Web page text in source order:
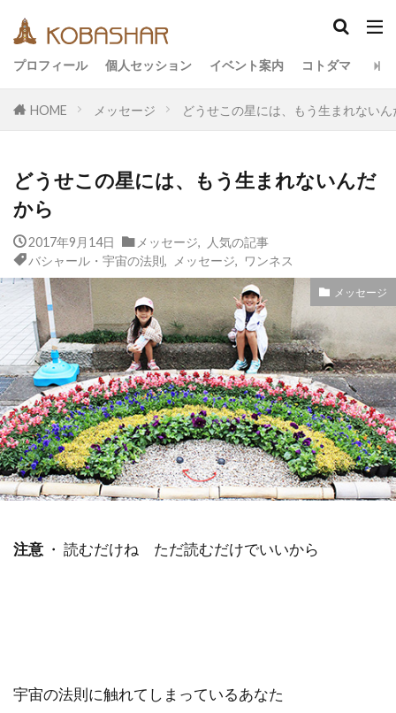
プロフィール 個人セッション イベント案内 コトダマ
HOME メッセージ どうせこの星には、もう生まれないん
どうせこの星には、もう生まれないんだ
から
2017年9月14日 メッセージ
人気の記事
バシャール・宇宙の法則
メッセージ ワンネス
メッセージ
注意 ・ 読むだけね ただ読むだけでいいから
宇宙の法則に触れてしまっているあなた
カテゴリー
アーティスト
イベント
イヤシロチ
デトックス
バシャール・宇宙の法則
メッセージ
ヨガ
リトリート
ワンネス
ヴィーガン 健康
友人
合宿 名古屋 地底人
子供
宇宙人
岐阜 引き寄せの法則
愛
断食
旅 沖縄 満月
石川県
祓い
覚醒の学校 農業
金沢市
鎮魂
非二元
検索